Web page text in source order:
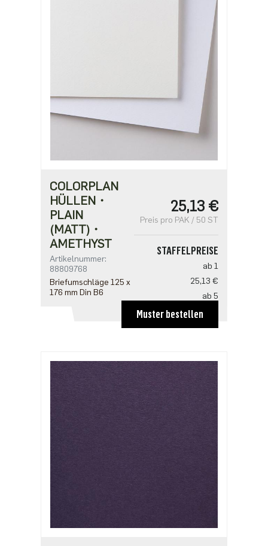
COLORPLAN
HÜLLEN・
PLAIN
(MATT)・
AMETHYST
Artikelnummer:
88809768
Briefumschläge 125 x
176 mm Din B6
25,13 €
Preis pro PAK / 50 ST
STAFFELPREISE
ab 1
25,13 €
ab 5
20,10 €
Muster bestellen